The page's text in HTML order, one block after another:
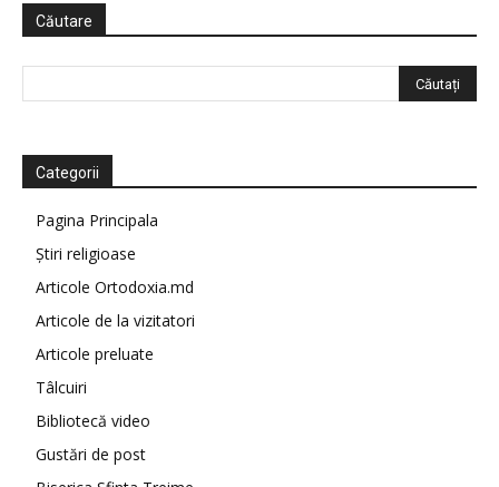
Căutare
Categorii
Pagina Principala
Știri religioase
Articole Ortodoxia.md
Articole de la vizitatori
Articole preluate
Tâlcuiri
Bibliotecă video
Gustări de post